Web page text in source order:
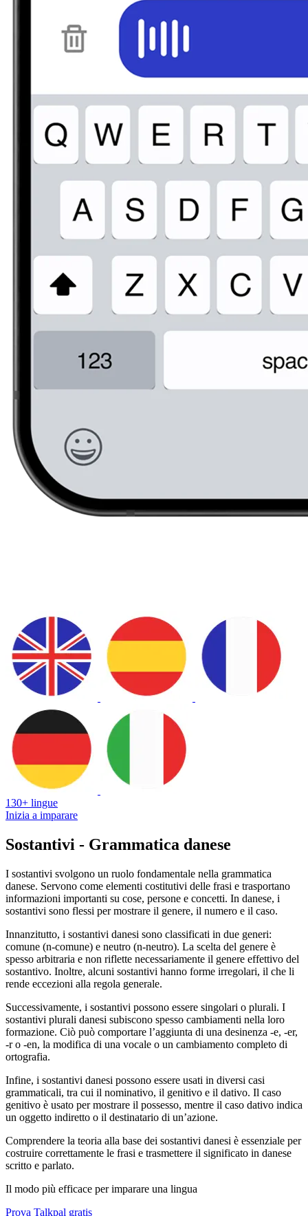
130+ lingue
Inizia a imparare
Sostantivi - Grammatica danese
I sostantivi svolgono un ruolo fondamentale nella grammatica
danese. Servono come elementi costitutivi delle frasi e trasportano
informazioni importanti su cose, persone e concetti. In danese, i
sostantivi sono flessi per mostrare il genere, il numero e il caso.
Innanzitutto, i sostantivi danesi sono classificati in due generi:
comune (n-comune) e neutro (n-neutro). La scelta del genere è
spesso arbitraria e non riflette necessariamente il genere effettivo del
sostantivo. Inoltre, alcuni sostantivi hanno forme irregolari, il che li
rende eccezioni alla regola generale.
Successivamente, i sostantivi possono essere singolari o plurali. I
sostantivi plurali danesi subiscono spesso cambiamenti nella loro
formazione. Ciò può comportare l’aggiunta di una desinenza -e, -er,
-r o -en, la modifica di una vocale o un cambiamento completo di
ortografia.
Infine, i sostantivi danesi possono essere usati in diversi casi
grammaticali, tra cui il nominativo, il genitivo e il dativo. Il caso
genitivo è usato per mostrare il possesso, mentre il caso dativo indica
un oggetto indiretto o il destinatario di un’azione.
Comprendere la teoria alla base dei sostantivi danesi è essenziale per
costruire correttamente le frasi e trasmettere il significato in danese
scritto e parlato.
Il modo più efficace per imparare una lingua
Prova Talkpal gratis